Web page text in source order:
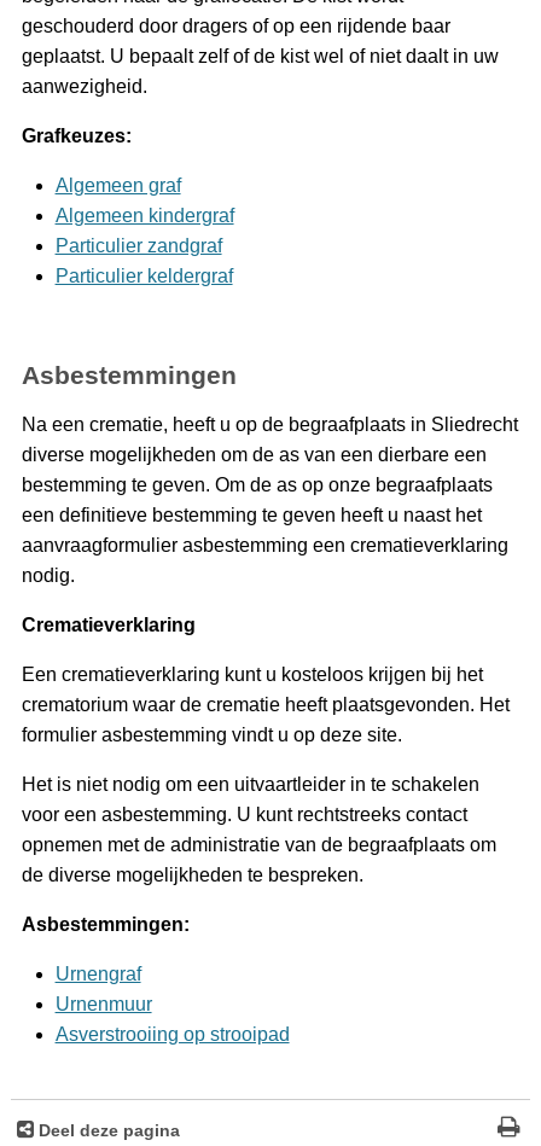
geschouderd door dragers of op een rijdende baar
geplaatst. U bepaalt zelf of de kist wel of niet daalt in uw
aanwezigheid.
Grafkeuzes:
Algemeen graf
Algemeen kindergraf
Particulier zandgraf
Particulier keldergraf
Asbestemmingen
Na een crematie, heeft u op de begraafplaats in Sliedrecht
diverse mogelijkheden om de as van een dierbare een
bestemming te geven. Om de as op onze begraafplaats
een definitieve bestemming te geven heeft u naast het
aanvraagformulier asbestemming een crematieverklaring
nodig.
Crematieverklaring
Een crematieverklaring kunt u kosteloos krijgen bij het
crematorium waar de crematie heeft plaatsgevonden. Het
formulier asbestemming vindt u op deze site.
Het is niet nodig om een uitvaartleider in te schakelen
voor een asbestemming. U kunt rechtstreeks contact
opnemen met de administratie van de begraafplaats om
de diverse mogelijkheden te bespreken.
Asbestemmingen:
Urnengraf
Urnenmuur
Asverstrooiing op strooipad
Deel deze pagina